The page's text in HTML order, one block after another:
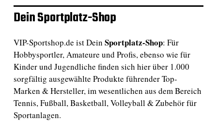
Dein Sportplatz-Shop
VIP-Sportshop.de ist Dein Sportplatz-Shop: Für
Hobbysportler, Amateure und Profis, ebenso wie für
Kinder und Jugendliche finden sich hier über 1.000
sorgfältig ausgewählte Produkte führender Top-
Marken & Hersteller, im wesentlichen aus dem Bereich
Tennis, Fußball, Basketball, Volleyball & Zubehör für
Sportanlagen.